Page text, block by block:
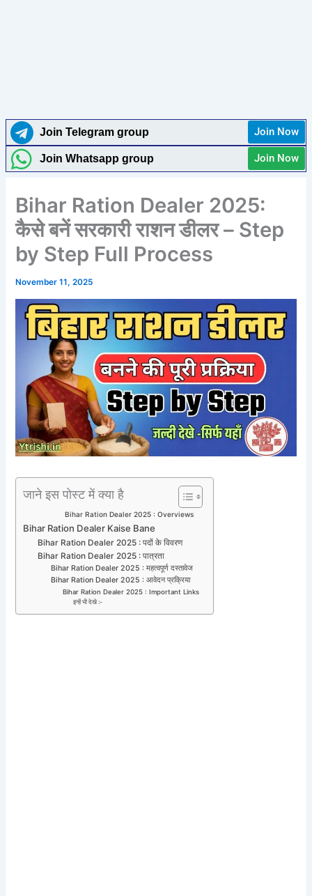
Join Telegram group Join Now
Join Whatsapp group Join Now
Bihar Ration Dealer 2025:
कैसे बनें सरकारी राशन डीलर – Step
by Step Full Process
November 11, 2025
जाने इस पोस्ट में क्या है
Bihar Ration Dealer 2025 : Overviews
Bihar Ration Dealer Kaise Bane
Bihar Ration Dealer 2025 : पदों के विवरण
Bihar Ration Dealer 2025 : पात्रता
Bihar Ration Dealer 2025 : महत्वपूर्ण दस्तावेज
Bihar Ration Dealer 2025 : आवेदन प्रक्रिया
Bihar Ration Dealer 2025 : Important Links
इन्हें भी देखे :-